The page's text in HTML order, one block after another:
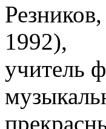
1992),
учитель